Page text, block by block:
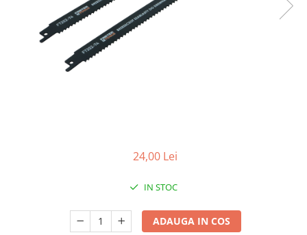
Foarfeci de mana
Galeti de lucru si accesorii
Imbusi si seturi de imbusi
Patenti, clesti si sfici
Razuri si razuitoare de mana
Trafaleti speciali
24,00 Lei
IN STOC
ADAUGA IN COS